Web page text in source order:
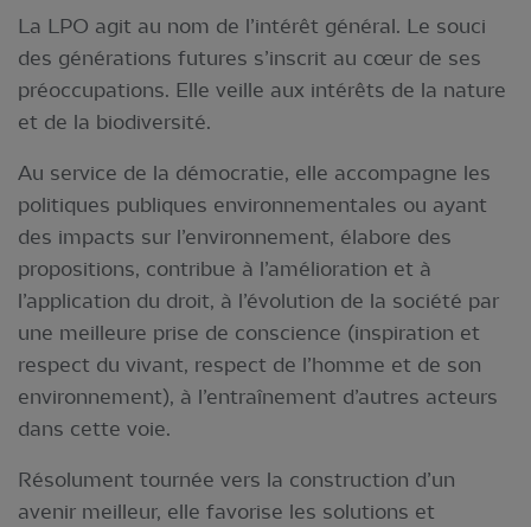
La LPO agit au nom de l’intérêt général. Le souci
des générations futures s’inscrit au cœur de ses
préoccupations. Elle veille aux intérêts de la nature
et de la biodiversité.
Au service de la démocratie, elle accompagne les
politiques publiques environnementales ou ayant
des impacts sur l’environnement, élabore des
propositions, contribue à l’amélioration et à
l’application du droit, à l’évolution de la société par
une meilleure prise de conscience (inspiration et
respect du vivant, respect de l’homme et de son
environnement), à l’entraînement d’autres acteurs
dans cette voie.
Résolument tournée vers la construction d’un
avenir meilleur, elle favorise les solutions et